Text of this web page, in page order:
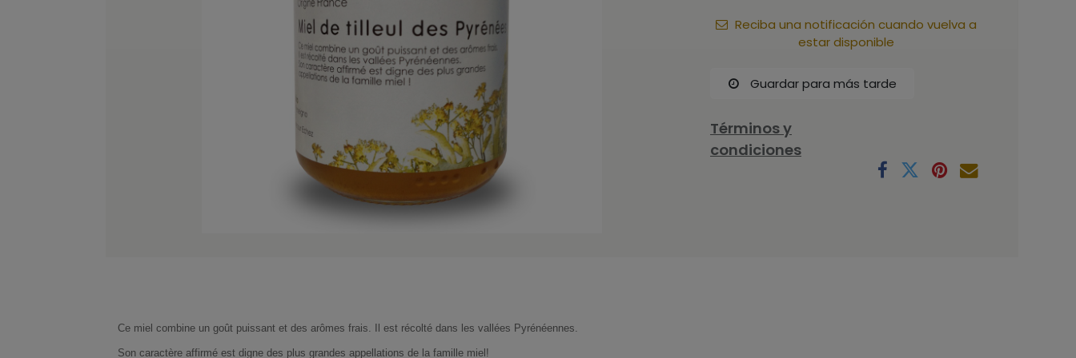
Reciba una notificación cuando vuelva a
estar disponible
Guardar para más tarde
Términos y
condiciones
Ce miel combine un goût puissant et des arômes frais. Il est récolté dans les vallées Pyrénéennes.
Son caractère affirmé est digne des plus grandes appellations de la famille miel!